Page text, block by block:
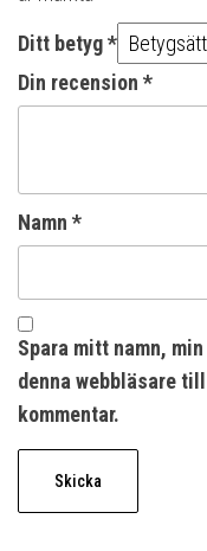
Ditt betyg*
Din recension *
Namn *
Spara mitt namn,
denna webbläsare
kommentar.